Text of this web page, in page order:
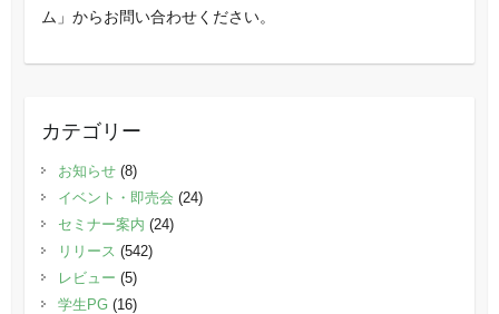
ム」からお問い合わせください。
カテゴリー
お知らせ(8)
イベント・即売会 (24)
セミナー案内 (24)
リリース (542)
レビュー (5)
学生PG(16)